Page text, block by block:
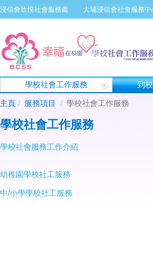
浸信會欣悅社會服務處 大埔浸信會社會服務中
學校社會工作服務 到
主頁 服務項目 學校社會工作服務
學校社會工作服務
學校社會服務工作介紹
幼稚園學校社工服務
中/小學學校社工服務